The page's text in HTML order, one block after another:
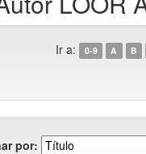
Ir a: 0-9 A B
por: